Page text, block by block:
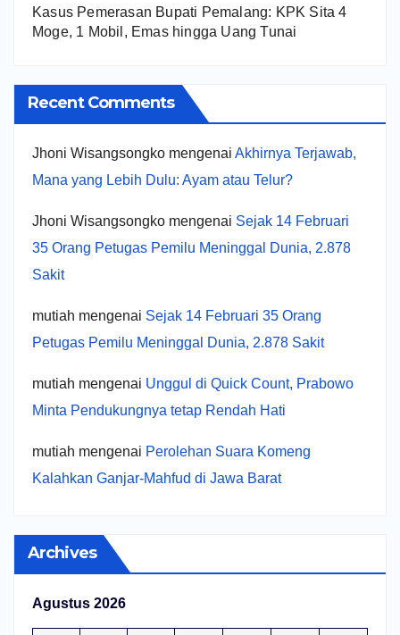
Kasus Pemerasan Bupati Pemalang: KPK Sita 4
Moge, 1 Mobil, Emas hingga Uang Tunai
Recent Comments
Jhoni Wisangsongko mengenai Akhirnya Terjawab,
Mana yang Lebih Dulu: Ayam atau Telur?
Jhoni Wisangsongko mengenai Sejak 14 Februari
35 Orang Petugas Pemilu Meninggal Dunia, 2.878
Sakit
mutiah mengenai Sejak 14 Februari 35 Orang
Petugas Pemilu Meninggal Dunia, 2.878 Sakit
mutiah mengenai Unggul di Quick Count, Prabowo
Minta Pendukungnya tetap Rendah Hati
mutiah mengenai Perolehan Suara Komeng
Kalahkan Ganjar-Mahfud di Jawa Barat
Archives
Agustus 2026